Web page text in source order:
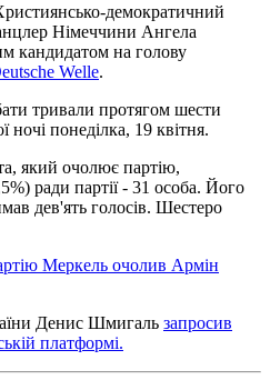
демократичний
Німеччини Ангела
кандидатом на голову
Welle.
тривали протягом шести
ночі понеділка, 19 квітня.
який очолює партію,
ради партії - 31 особа. Його
дев'ять голосів. Шестеро
Меркель очолив Армін
Денис Шмигаль запросив
платформі.